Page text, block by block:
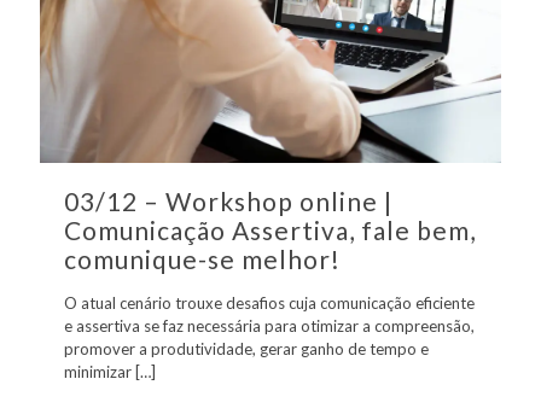
03/12 – Workshop online |
Comunicação Assertiva, fale bem,
comunique-se melhor!
O atual cenário trouxe desafios cuja comunicação eficiente
e assertiva se faz necessária para otimizar a compreensão,
promover a produtividade, gerar ganho de tempo e
minimizar […]